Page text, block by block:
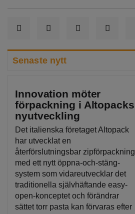
Senaste nytt
Innovation möter
förpackning i Altopacks
nyutveckling
Det italienska företaget Altopack
har utvecklat en
återförslutningsbar zipförpackning
med ett nytt öppna-och-stäng-
system som vidareutvecklar det
traditionella självhäftande easy-
open-konceptet och förändrar
sättet torr pasta kan förvaras efter